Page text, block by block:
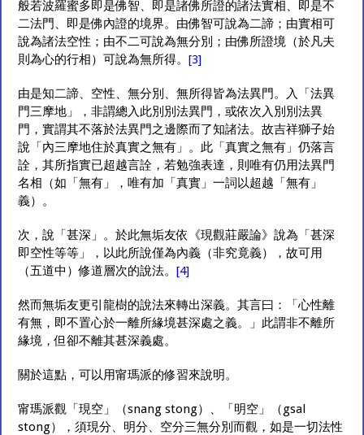
般若波羅蜜多即是佛智、即是諸佛所證的諸法實相、即是不
二法門、即是佛內證的境界。由佛智可說為二諦；由實相可
說為諸法空性；由不二可說為無分別；由佛所證境（於凡夫
則為心的行相）可說為無所得。[3]
由是知二諦、空性、無分別、無所得皆為法異門。入「法異
門三摩地」，非謂總入此別別法異門，或依次入別別法異
門，實謂其不落於法異門之邊際而了知諸法。故吉祥獅子始
說「內三摩地住於真實之無有」。此「真實之無有」仍落言
詮，其所指實已超越言詮，若勉強表達，則唯有仍用法異門
名相（如「無有」，唯有加「真實」一詞以超越「無有」
義）。
次，說「甚深」。於此無垢友依《現觀莊嚴論》說為「甚深
即空性等等」，以此所說僅為內義（非究竟義），故可用
（五道中）修道層次的說法。[4]
然而無垢友更引龍樹的說法來轉出深義。其言曰：「心性離
有無，即不置心於一離所緣境甚深處之義。」此謂非不離所
緣境，但卻不離其甚深義處。
關於這點，可以用甯瑪派的修習來說明。
甯瑪派觀「現空」（snang stong）、「明空」（gsal
stong），須現分、明分、空分三無分別而觀，如是一切法性